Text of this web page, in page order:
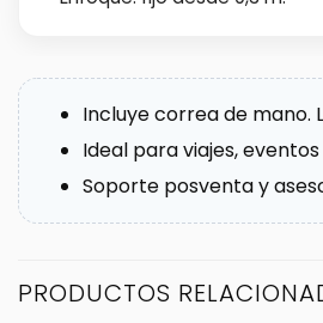
Incluye correa de mano.
Ideal para viajes,
Soporte posventa y
PRODUCTOS